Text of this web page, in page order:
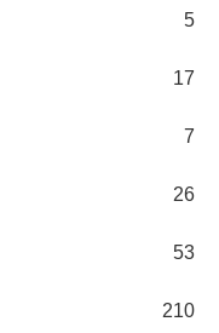
5
17
7
26
53
210